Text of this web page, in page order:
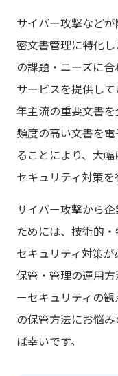
サイバー攻撃など
密文書管理に特化
の課題・ニーズに
サービスを提供し
年主流の重要文書
頻度の高い文書を
ることにより、大
セキュリティ対策を
サイバー攻撃から
ためには、技術的
セキュリティ対策
保管・管理の運用
ーセキュリティの
の保管方法にお悩
ば幸いです。